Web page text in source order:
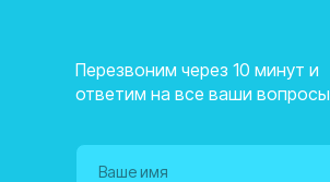
Перезвоним через 10 минут и
ответим на все ваши вопросы